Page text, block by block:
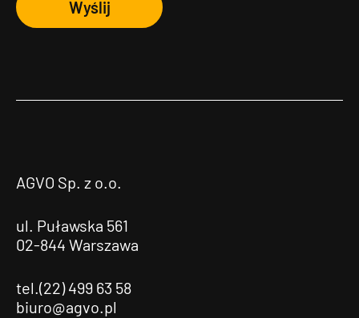
Wyślij
AGVO Sp. z o.o.
ul. Puławska 561
02-844 Warszawa
tel.(22) 499 63 58
biuro@agvo.pl